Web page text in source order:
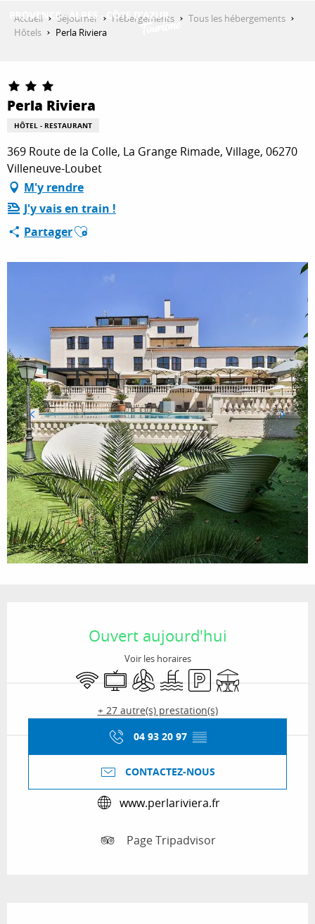
QUE FAIRE ?
SÉJOURNER
ESPACE PRO
Accueil Séjourner Hébergements
Tous les hébergements
Hôtels
Perla Riviera
Perla Riviera
HÔTEL - RESTAURANT
369 Route de la Colle, La Grange Rimade, Village, 06270
Villeneuve-Loubet
M'y rendre
J'y vais en train !
PartagerAjouter aux favoris
Ouvert aujourd'hui
Voir les horaires
WiFi TélévisionAir conditionné
PiscineParkingTerrasse
+ 27 autre(s) prestation(s)
04 93 20 97 ▒▒
CONTACTEZ-NOUS
www.perlariviera.fr
Page Tripadvisor